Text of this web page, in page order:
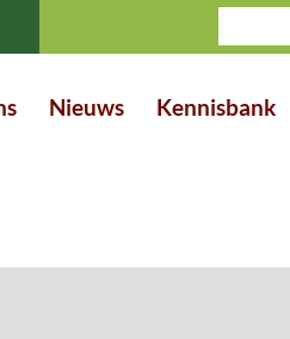
Nieuws Kennisbank